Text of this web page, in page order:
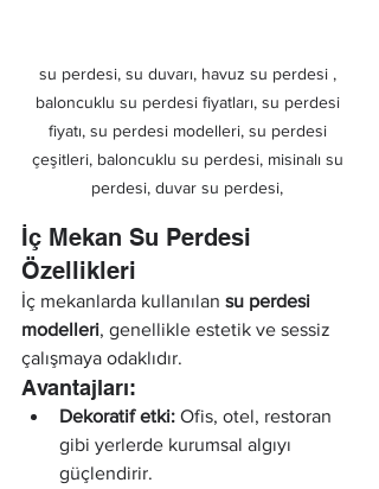
su perdesi, su duvarı, havuz su perdesi ,
baloncuklu su perdesi fiyatları, su perdesi
fiyatı, su perdesi modelleri, su perdesi
çeşitleri, baloncuklu su perdesi, misinalı su
perdesi, duvar su perdesi,
İç Mekan Su Perdesi
Özellikleri
İç mekanlarda kullanılan su perdesi
modelleri, genellikle estetik ve sessiz
çalışmaya odaklıdır.
Avantajları:
Dekoratif etki: Ofis, otel, restoran
gibi yerlerde kurumsal algıyı
güçlendirir.